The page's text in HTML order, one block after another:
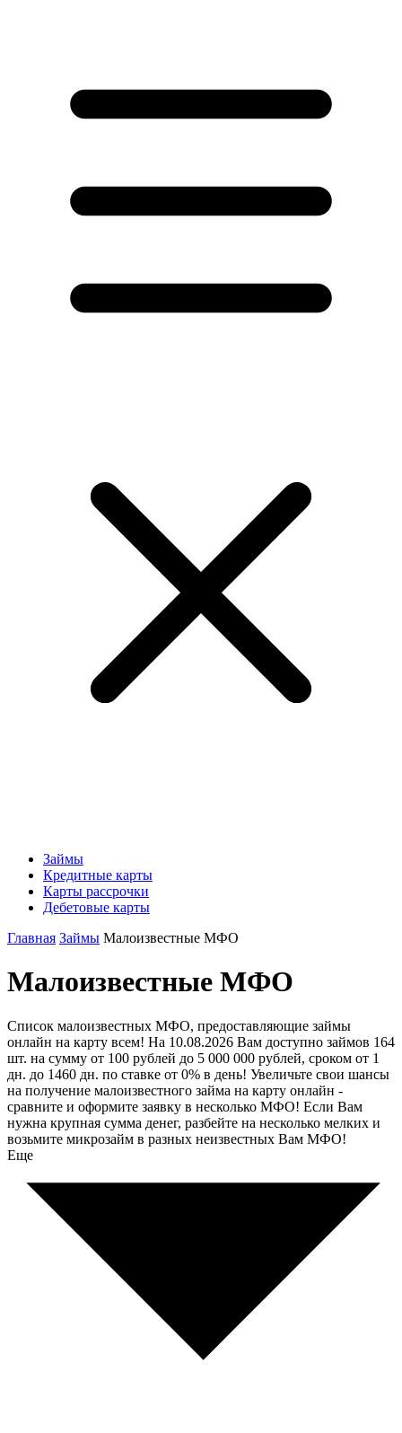
Займы
Кредитные карты
Карты рассрочки
Дебетовые карты
Главная Займы Малоизвестные МФО
Малоизвестные МФО
Список малоизвестных МФО, предоставляющие займы
онлайн на карту всем! На 10.08.2026 Вам доступно займов 164
шт. на сумму от 100 рублей до 5 000 000 рублей, сроком от 1
дн. до 1460 дн. по ставке от 0% в день! Увеличьте свои шансы
на получение малоизвестного займа на карту онлайн -
сравните и оформите заявку в несколько МФО! Если Вам
нужна крупная сумма денег, разбейте на несколько мелких и
возьмите микрозайм в разных неизвестных Вам МФО!
Еще